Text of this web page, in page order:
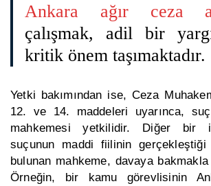
Ankara ağır ceza
çalışmak, adil bir
kritik önem taşımaktadır.
Yetki bakımından ise, Ceza
12. ve 14. maddeleri uyarınca,
mahkemesi yetkilidir. Diğer bir
suçunun maddi fiilinin gerçekleştiği
bulunan mahkeme, davaya
Örneğin, bir kamu görevlisinin